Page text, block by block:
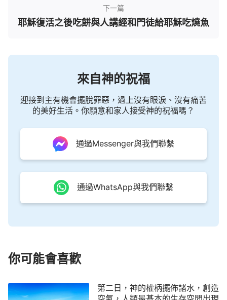
毁或攪擾破壞神所作的工作。神作事、神作工没有任
何禁忌，不受任何人、事、物的轄制，不受任何敵勢
工作必會在人中間開展，必會在人中間擴展，也必會
在全宇通行無阻、大功告成，這就是神的全能智慧，
也是神的權柄與能力。所以主耶穌可以光明正大地在
有任何來自于人的知識與學説，他所有的就是神的新
工作與神的道，他所作的工作都是讓人得自由、得釋
的、拜假神的天天活在撒但的捆綁之中，被各種清規
戒律束縛，今天禁忌這個，明天禁忌那個，活着没有
言。「禁忌」代表什麽？代表束縛，代表捆綁，代表
忌就跟着來了，這個也不能吃，那個也不能吃，今天
都得選日子，甚至生孩子也得選日子，這些叫什麽？
下一篇
耶穌復活之後吃餅與人講經和門徒給耶穌吃燒魚
來自神的祝福
迎接到主有機會擺脫罪惡，過上沒有眼淚、沒有痛苦
的美好生活。你願意和家人接受神的祝福嗎？
通過Messenger與我們聯繫
通過WhatsApp與我們聯繫
你可能會喜歡
第二日，神的權柄擺佈諸水，創造